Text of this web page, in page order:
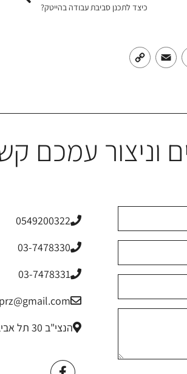
כיצד לתכנן סביבת עבודה בהייטק?
LinkedIn
Email
Copy
וניצור עמכם
0549200322
03-7478330
03-7478331
הנצי"ב 30 תל אביב